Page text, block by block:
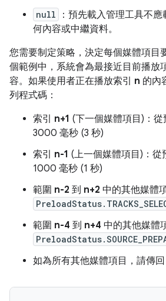
null
：預先載入管理工具不
何內容或中繼資料。
您需要制定策略，決定每個媒體項目
個範例中，系統會為最接近目前播放
容。如果使用者正在播放索引 n 的內
列程式碼：
索引 n+1 (下一個媒體項目)：
3000 毫秒 (3 秒)
索引 n-1 (上一個媒體項目)：從
1000 毫秒 (1 秒)
範圍 n-2 到 n+2 中的其他媒體
範圍 n-4 到 n+4 中的其他媒體
如為所有其他媒體項目，請傳回